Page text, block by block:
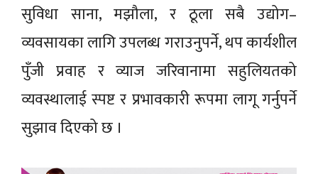
सुविधा साना, मझौला, र ठूला सबै उद्योग–
व्यवसायका लागि उपलब्ध गराउनुपर्ने, थप कार्यशील
पुँजी प्रवाह र व्याज जरिवानामा सहुलियतको
व्यवस्थालाई स्पष्ट र प्रभावकारी रूपमा लागू गर्नुपर्ने
सुझाव दिएको छ ।